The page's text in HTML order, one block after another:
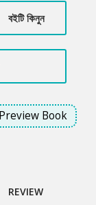
হাত থেকে ক্যামেরাটা
বইটি কিনুন
Preview Book
REVIEW